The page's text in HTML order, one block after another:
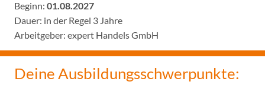
Beginn: 01.08.2027
Dauer: in der Regel 3 Jahre
Arbeitgeber: expert Handels GmbH
Deine Ausbildungsschwerpunkte: